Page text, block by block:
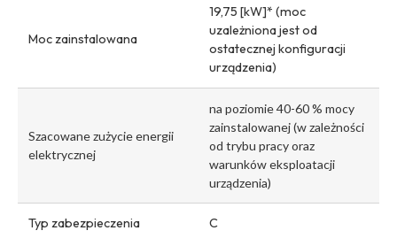
Moc zainstalowana
19,75 [kW]* (moc
uzależniona jest od
ostatecznej konfiguracji
urządzenia)
Szacowane zużycie energii
elektrycznej
na poziomie 40-60 % mocy
zainstalowanej (w zależności
od trybu pracy oraz
warunków eksploatacji
urządzenia)
Typ zabezpieczenia C